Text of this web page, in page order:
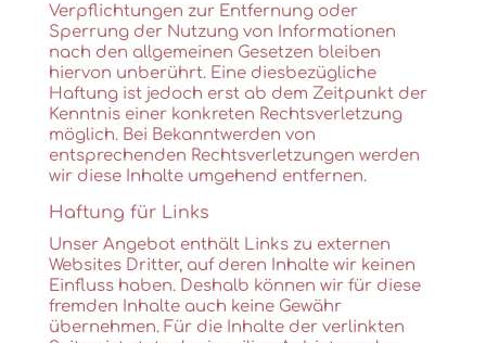
Verpflichtungen zur Entfernung oder
Sperrung der Nutzung von Informationen
nach den allgemeinen Gesetzen bleiben
hiervon unberührt. Eine diesbezügliche
Haftung ist jedoch erst ab dem Zeitpunkt der
Kenntnis einer konkreten Rechtsverletzung
möglich. Bei Bekanntwerden von
entsprechenden Rechtsverletzungen werden
wir diese Inhalte umgehend entfernen.
Haftung für Links
Unser Angebot enthält Links zu externen
Websites Dritter, auf deren Inhalte wir keinen
Einfluss haben. Deshalb können wir für diese
fremden Inhalte auch keine Gewähr
übernehmen. Für die Inhalte der verlinkten